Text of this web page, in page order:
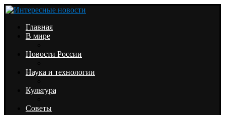
Главная
В мире
Новости России
Наука и технологии
Культура
Советы